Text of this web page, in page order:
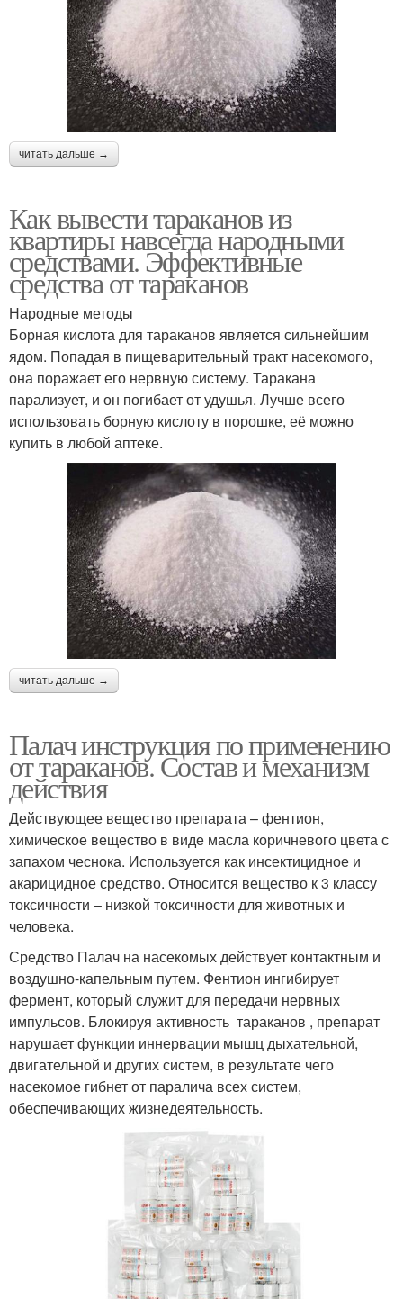
читать дальше →
Как вывести тараканов из
квартиры навсегда народными
средствами. Эффективные
средства от тараканов
Народные методы
Борная кислота для тараканов является сильнейшим
ядом. Попадая в пищеварительный тракт насекомого,
она поражает его нервную систему. Таракана
парализует, и он погибает от удушья. Лучше всего
использовать борную кислоту в порошке, её можно
купить в любой аптеке.
читать дальше →
Палач инструкция по применению
от тараканов. Состав и механизм
действия
Действующее вещество препарата – фентион,
химическое вещество в виде масла коричневого цвета с
запахом чеснока. Используется как инсектицидное и
акарицидное средство. Относится вещество к 3 классу
токсичности – низкой токсичности для животных и
человека.
Средство Палач на насекомых действует контактным и
воздушно-капельным путем. Фентион ингибирует
фермент, который служит для передачи нервных
импульсов. Блокируя активность тараканов , препарат
нарушает функции иннервации мышц дыхательной,
двигательной и других систем, в результате чего
насекомое гибнет от паралича всех систем,
обеспечивающих жизнедеятельность.